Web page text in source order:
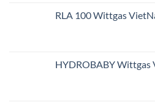
RLA 100 Wittgas
HYDROBABY Wittgas